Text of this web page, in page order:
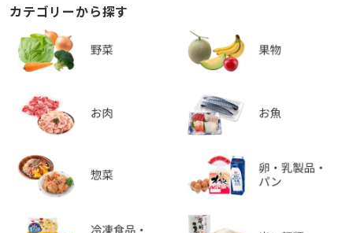
カテゴリーから探す